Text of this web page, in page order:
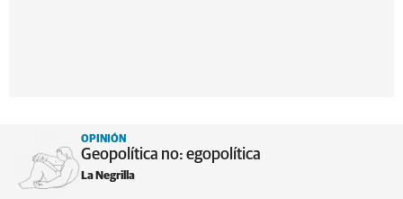
OPINIÓN
Geopolítica no: egopolítica
La Negrilla